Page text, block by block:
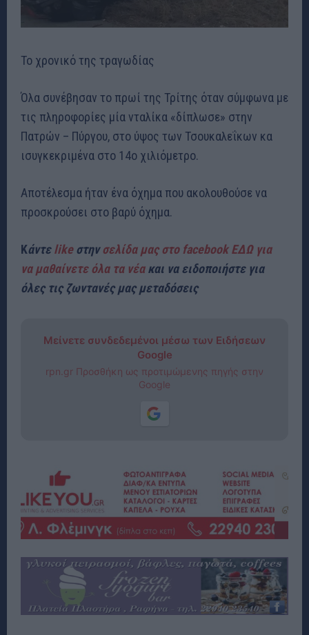
Το χρονικό της τραγωδίας
Όλα συνέβησαν το πρωί της Τρίτης όταν σύμφωνα με
τις πληροφορίες μία νταλίκα «δίπλωσε» στην
Πατρών – Πύργου, στο ύψος των Τσουκαλεΐκων κα
ισυγκεκριμένα στο 14ο χιλιόμετρο.
Αποτέλεσμα ήταν ένα όχημα που ακολουθούσε να
προσκρούσει στο βαρύ όχημα.
Κάντεlikeστηνσελίδα μας στο facebook ΕΔΩ για
να μαθαίνετε όλα τα νέακαι να ειδοποιήστε για
όλες τις ζωντανές μας μεταδόσεις
Μείνετε συνδεδεμένοι μέσω των Ειδήσεων
Google
rpn.gr Προσθήκη ως προτιμώμενης πηγής στην
Google